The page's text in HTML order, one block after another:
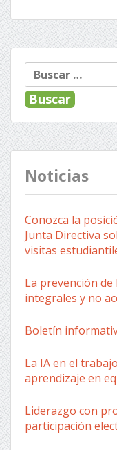
Buscar:
Noticias
Conozca la
Junta Directiva
visitas
La prevención
integrales y no
Boletín
La IA en el
aprendizaje en
Liderazgo con
participación